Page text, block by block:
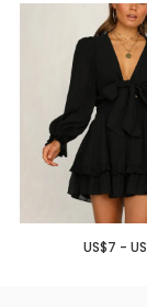
US$7 -